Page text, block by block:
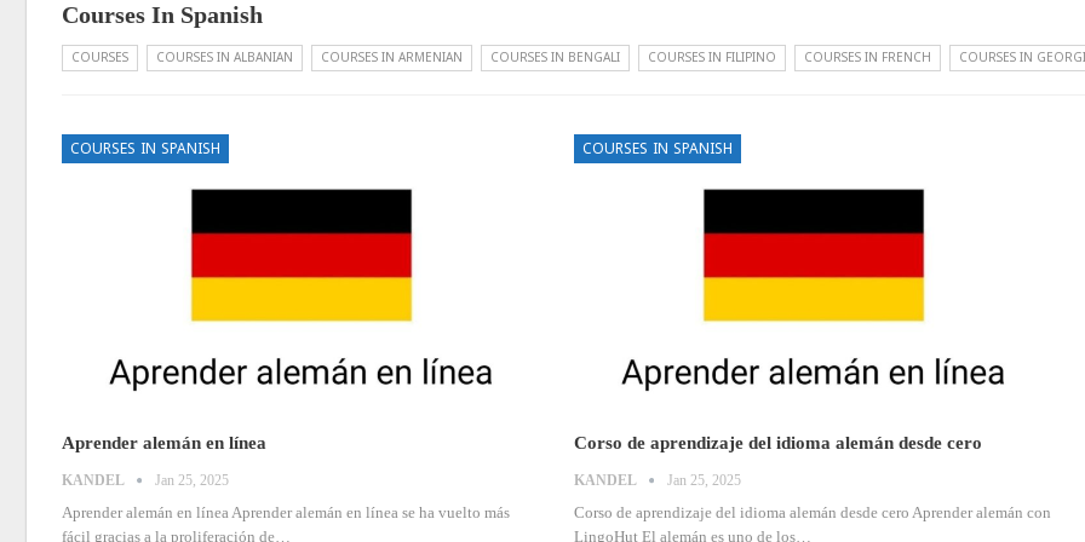
Courses In Spanish
COURSES COURSES IN ALBANIAN COURSES IN ARMENIAN COURSES IN BENGALI COURSES IN FILIPINO COURSES IN FRENCH COURSES IN
COURSES IN SPANISH
Aprender alemán en línea
KANDEL Jan 25, 2025
Aprender alemán en línea Aprender alemán en línea se ha vuelto más
fácil gracias a la proliferación de
COURSES IN SPANISH
Corso de aprendizaje del idioma alemán desde cero
KANDEL Jan 25, 2025
Corso de aprendizaje del idioma alemán desde cero Aprender alemán con
LingoHut El alemán es uno de los…